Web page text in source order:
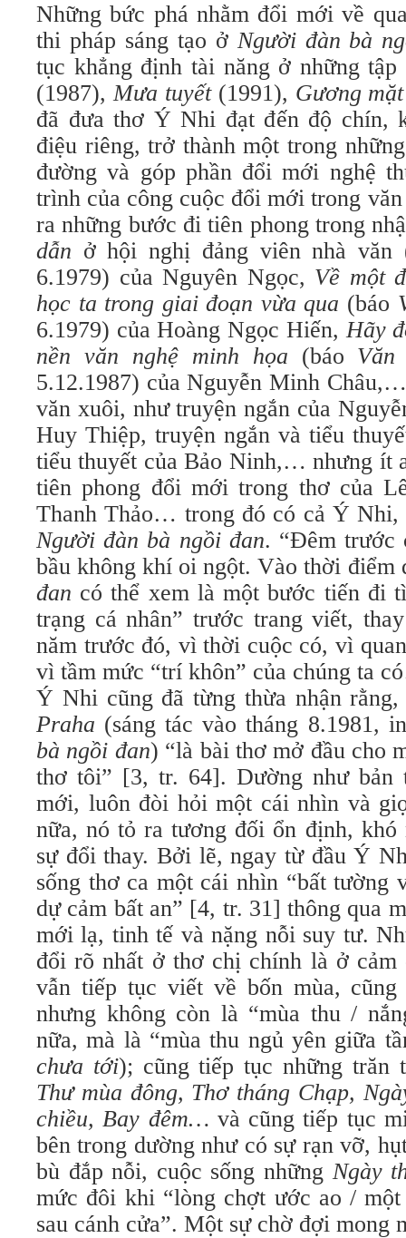
Những bức phá nhằm đổi mới về
thi pháp sáng tạo ở Người đàn bà
tục khẳng định tài năng ở những
(1987),Mưa tuyết (1991), Gương
đã đưa thơ Ý Nhi đạt đến độ chín,
điệu riêng, trở thành một trong
đường và góp phần đổi mới nghệ
trình của công cuộc đổi mới trong
ra những bước đi tiên phong trong
dẫn ở hội nghị đảng viên nhà văn
6.1979) của Nguyên Ngọc, Về một
học ta trong giai đoạn vừa qua (báo
6.1979) của Hoàng Ngọc Hiến,Hãy
nền văn nghệ minh họa (báo Văn
5.12.1987) của Nguyễn Minh
văn xuôi, như truyện ngắn của
Huy Thiệp, truyện ngắn và tiểu
tiểu thuyết của Bảo Ninh,… nhưng ít
tiên phong đổi mới trong thơ của
Thanh Thảo… trong đó có cả Ý Nhi,
Người đàn bà ngồi đan. “Đêm trước
bầu không khí oi ngột. Vào thời điểm
đan có thể xem là một bước tiến đi
trạng cá nhân” trước trang viết,
năm trước đó, vì thời cuộc có, vì
vì tầm mức “trí khôn” của chúng ta
Ý Nhi cũng đã từng thừa nhận
Praha (sáng tác vào tháng 8.1981,
bà ngồi đan) “là bài thơ mở đầu cho
thơ tôi” [3, tr. 64]. Dường như bản
mới, luôn đòi hỏi một cái nhìn và
nữa, nó tỏ ra tương đối ổn định, khó
sự đổi thay. Bởi lẽ, ngay từ đầu Ý
sống thơ ca một cái nhìn “bất tường
dự cảm bất an” [4, tr. 31] thông qua
mới lạ, tinh tế và nặng nỗi suy tư.
đổi rõ nhất ở thơ chị chính là ở cảm
vẫn tiếp tục viết về bốn mùa,
nhưng không còn là “mùa thu /
nữa, mà là “mùa thu ngủ yên giữa
chưa tới); cũng tiếp tục những trăn
Thư mùa đông, Thơ tháng Chạp,
chiều, Bay đêm… và cũng tiếp tục
bên trong dường như có sự rạn vỡ,
bù đắp nỗi, cuộc sống những Ngày
mức đôi khi “lòng chợt ước ao /
sau cánh cửa”. Một sự chờ đợi mong